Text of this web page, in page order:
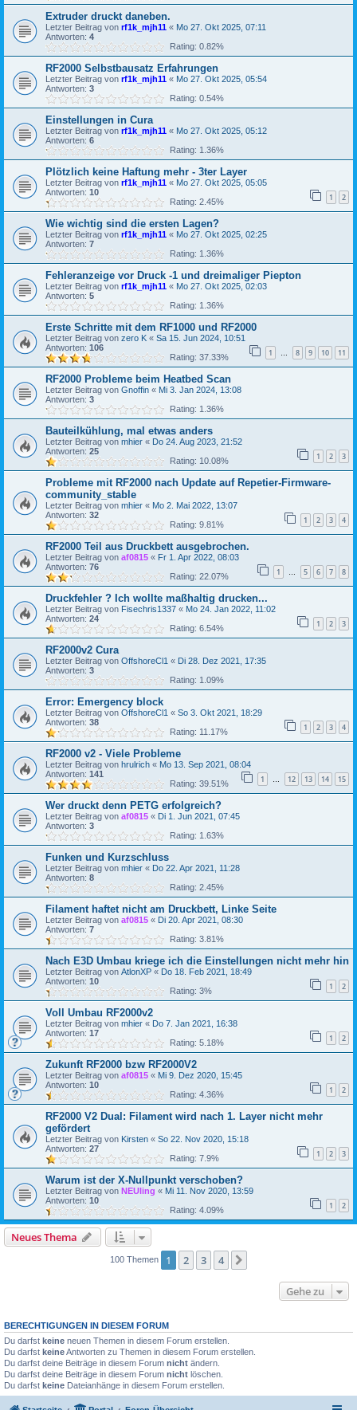
Extruder druckt daneben.
Letzter Beitrag von rf1k_mjh11 « Mo 27. Okt 2025, 07:11
Antworten: 4
Rating: 0.82%
RF2000 Selbstbausatz Erfahrungen
Letzter Beitrag von rf1k_mjh11 « Mo 27. Okt 2025, 05:54
Antworten: 3
Rating: 0.54%
Einstellungen in Cura
Letzter Beitrag von rf1k_mjh11 « Mo 27. Okt 2025, 05:12
Antworten: 6
Rating: 1.36%
Plötzlich keine Haftung mehr - 3ter Layer
Letzter Beitrag von rf1k_mjh11 « Mo 27. Okt 2025, 05:05
Antworten: 10 1 2
Rating: 2.45%
Wie wichtig sind die ersten Lagen?
Letzter Beitrag von rf1k_mjh11 « Mo 27. Okt 2025, 02:25
Antworten: 7
Rating: 1.36%
Fehleranzeige vor Druck -1 und dreimaliger Piepton
Letzter Beitrag von rf1k_mjh11 « Mo 27. Okt 2025, 02:03
Antworten: 5
Rating: 1.36%
Erste Schritte mit dem RF1000 und RF2000
Letzter Beitrag von zero K « Sa 15. Jun 2024, 10:51
Antworten: 106 1 … 8 9 10 11
Rating: 37.33%
RF2000 Probleme beim Heatbed Scan
Letzter Beitrag von Gnoffin « Mi 3. Jan 2024, 13:08
Antworten: 3
Rating: 1.36%
Bauteilkühlung, mal etwas anders
Letzter Beitrag von mhier « Do 24. Aug 2023, 21:52
Antworten: 25 1 2 3
Rating: 10.08%
Probleme mit RF2000 nach Update auf Repetier-Firmware-
community_stable
Letzter Beitrag von mhier « Mo 2. Mai 2022, 13:07
Antworten: 32 1 2 3 4
Rating: 9.81%
RF2000 Teil aus Druckbett ausgebrochen.
Letzter Beitrag von af0815 « Fr 1. Apr 2022, 08:03
Antworten: 76 1 … 5 6 7 8
Rating: 22.07%
Druckfehler ? Ich wollte maßhaltig drucken...
Letzter Beitrag von Fisechris1337 « Mo 24. Jan 2022, 11:02
Antworten: 24 1 2 3
Rating: 6.54%
RF2000v2 Cura
Letzter Beitrag von OffshoreCl1 « Di 28. Dez 2021, 17:35
Antworten: 3
Rating: 1.09%
Error: Emergency block
Letzter Beitrag von OffshoreCl1 « So 3. Okt 2021, 18:29
Antworten: 38 1 2 3 4
Rating: 11.17%
RF2000 v2 - Viele Probleme
Letzter Beitrag von hrulrich « Mo 13. Sep 2021, 08:04
Antworten: 141 1 … 12 13 14 15
Rating: 39.51%
Wer druckt denn PETG erfolgreich?
Letzter Beitrag von af0815 « Di 1. Jun 2021, 07:45
Antworten: 3
Rating: 1.63%
Funken und Kurzschluss
Letzter Beitrag von mhier « Do 22. Apr 2021, 11:28
Antworten: 8
Rating: 2.45%
Filament haftet nicht am Druckbett, Linke Seite
Letzter Beitrag von af0815 « Di 20. Apr 2021, 08:30
Antworten: 7
Rating: 3.81%
Nach E3D Umbau kriege ich die Einstellungen nicht mehr hin
Letzter Beitrag von AtlonXP « Do 18. Feb 2021, 18:49
Antworten: 10 1 2
Rating: 3%
Voll Umbau RF2000v2
Letzter Beitrag von mhier « Do 7. Jan 2021, 16:38
Antworten: 17 1 2
Rating: 5.18%
Zukunft RF2000 bzw RF2000V2
Letzter Beitrag von af0815 « Mi 9. Dez 2020, 15:45
Antworten: 10 1 2
Rating: 4.36%
RF2000 V2 Dual: Filament wird nach 1. Layer nicht mehr
gefördert
Letzter Beitrag von Kirsten « So 22. Nov 2020, 15:18
Antworten: 27 1 2 3
Rating: 7.9%
Warum ist der X-Nullpunkt verschoben?
Letzter Beitrag von NEUling « Mi 11. Nov 2020, 13:59
Antworten: 10 1 2
Rating: 4.09%
Neues Thema
100 Themen 1 2 3 4
Gehe zu
BERECHTIGUNGEN IN DIESEM FORUM
Du darfst keine neuen Themen in diesem Forum erstellen.
Du darfst keineAntworten zu Themen in diesem Forum erstellen.
Du darfst deine Beiträge in diesem Forum nicht ändern.
Du darfst deine Beiträge in diesem Forum nicht löschen.
Du darfst keine Dateianhänge in diesem Forum erstellen.